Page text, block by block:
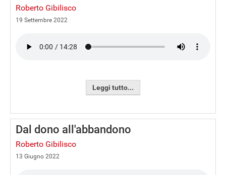
Roberto Gibilisco
19 Settembre 2022
Leggi tutto...
Dal dono all'abbandono
Roberto Gibilisco
13 Giugno 2022